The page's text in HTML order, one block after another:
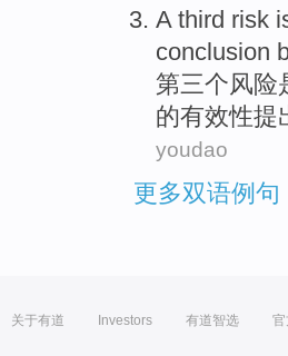
A third risk
conclusion
第三个风险
的有效性提
youdao
更多双语例句
关于有道 Investors 有道智选 官